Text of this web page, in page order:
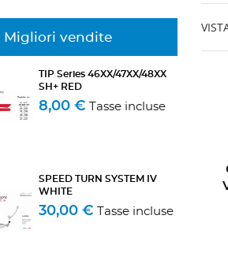
Migliori vendite
TIP Series 46XX/47XX/48XX
SH+ RED
8,00 € Tasse incluse
SPEED TURN SYSTEM IV
WHITE
30,00 € Tasse incluse